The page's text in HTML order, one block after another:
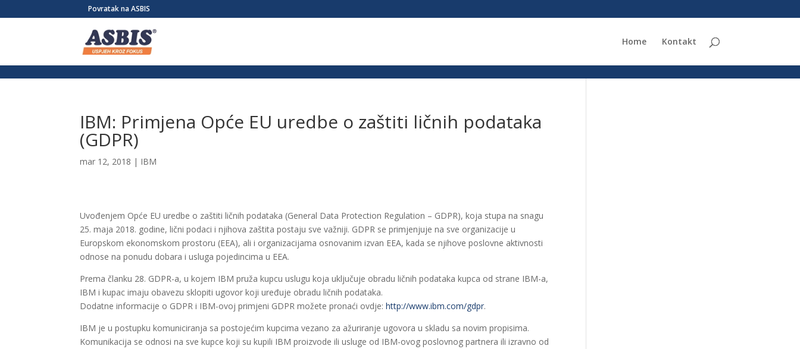
/* Link */ #et-secondary-nav .menu-item a{ position:relative; left:-955px; }
Povratak na ASBIS
Home Kontakt
IBM: Primjena Opće EU uredbe o zaštiti ličnih podataka
(GDPR)
mar 12, 2018 | IBM
Uvođenjem Opće EU uredbe o zaštiti ličnih podataka (General Data Protection Regulation – GDPR), koja stupa na snagu
25. maja 2018. godine, lični podaci i njihova zaštita postaju sve važniji. GDPR se primjenjuje na sve organizacije u
Europskom ekonomskom prostoru (EEA), ali i organizacijama osnovanim izvan EEA, kada se njihove poslovne aktivnosti
odnose na ponudu dobara i usluga pojedincima u EEA.
Prema članku 28. GDPR-a, u kojem IBM pruža kupcu uslugu koja uključuje obradu ličnih podataka kupca od strane IBM-a,
IBM i kupac imaju obavezu sklopiti ugovor koji uređuje obradu ličnih podataka.
Dodatne informacije o GDPR i IBM-ovoj primjeni GDPR možete pronaći ovdje:http://www.ibm.com/gdpr.
IBM je u postupku komuniciranja sa postojećim kupcima vezano za ažuriranje ugovora u skladu sa novim propisima.
Komunikacija se odnosi na sve kupce koji su kupili IBM proizvode ili usluge od IBM-ovog poslovnog partnera ili izravno od